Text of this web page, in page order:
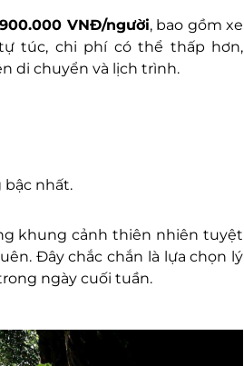
VNĐ/người, bao gồm xe
túc, chi phí có thể thấp hơn,
di chuyển và lịch trình.
bậc nhất.
khung cảnh thiên nhiên tuyệt
Đây chắc chắn là lựa chọn lý
ngày cuối tuần.